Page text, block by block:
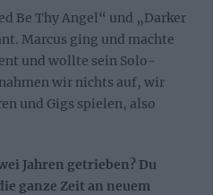
Be Thy Angel“ und „Darker
Marcus ging und machte
und wollte sein Solo-
wir nichts auf, wir
und Gigs spielen, also
Jahren getrieben? Du
ganze Zeit an neuem